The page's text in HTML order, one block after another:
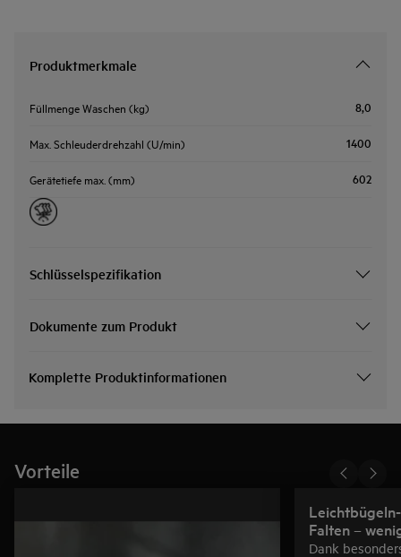
Produktmerkmale
Füllmenge Waschen (kg) 8,0
Max. Schleuderdrehzahl (U/min) 1400
Gerätetiefe max. (mm) 602
Schlüsselspezifikation
Dokumente zum Produkt
Komplette Produktinformationen
Vorteile
Falten –
Dank